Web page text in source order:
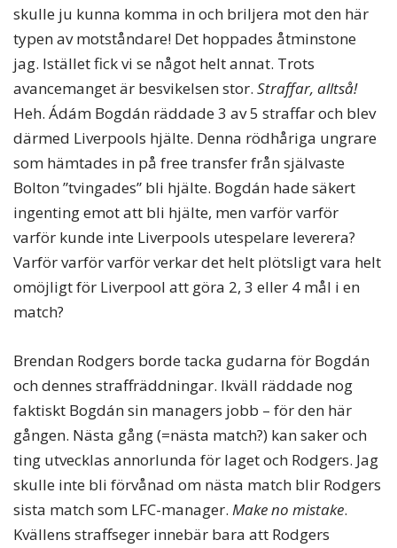
skulle ju kunna komma in och briljera mot den här
typen av motståndare! Det hoppades åtminstone
jag. Istället fick vi se något helt annat. Trots
avancemanget är besvikelsen stor. Straffar, alltså!
Heh. Ádám Bogdán räddade 3 av 5 straffar och blev
därmed Liverpools hjälte. Denna rödhåriga ungrare
som hämtades in på free transfer från självaste
Bolton ”tvingades” bli hjälte. Bogdán hade säkert
ingenting emot att bli hjälte, men varför varför
varför kunde inte Liverpools utespelare leverera?
Varför varför varför verkar det helt plötsligt vara helt
omöjligt för Liverpool att göra 2, 3 eller 4 mål i en
match?
Brendan Rodgers borde tacka gudarna för Bogdán
och dennes straffräddningar. Ikväll räddade nog
faktiskt Bogdán sin managers jobb – för den här
gången. Nästa gång (=nästa match?) kan saker och
ting utvecklas annorlunda för laget och Rodgers. Jag
skulle inte bli förvånad om nästa match blir Rodgers
sista match som LFC-manager. Make no mistake.
Kvällens straffseger innebär bara att Rodgers